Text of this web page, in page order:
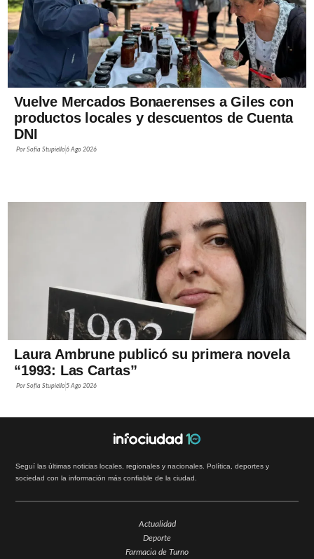
Vuelve Mercados Bonaerenses a Giles con
productos locales y descuentos de Cuenta
DNI
PorSofía Stupiello6 Ago 2026
Laura Ambrune publicó su primera novela
“1993: Las Cartas”
PorSofía Stupiello 5 Ago 2026
Seguí las últimas noticias locales, regionales y nacionales. Política, deportes y
sociedad con la información más confiable de la ciudad.
Actualidad
Deporte
Farmacia de Turno